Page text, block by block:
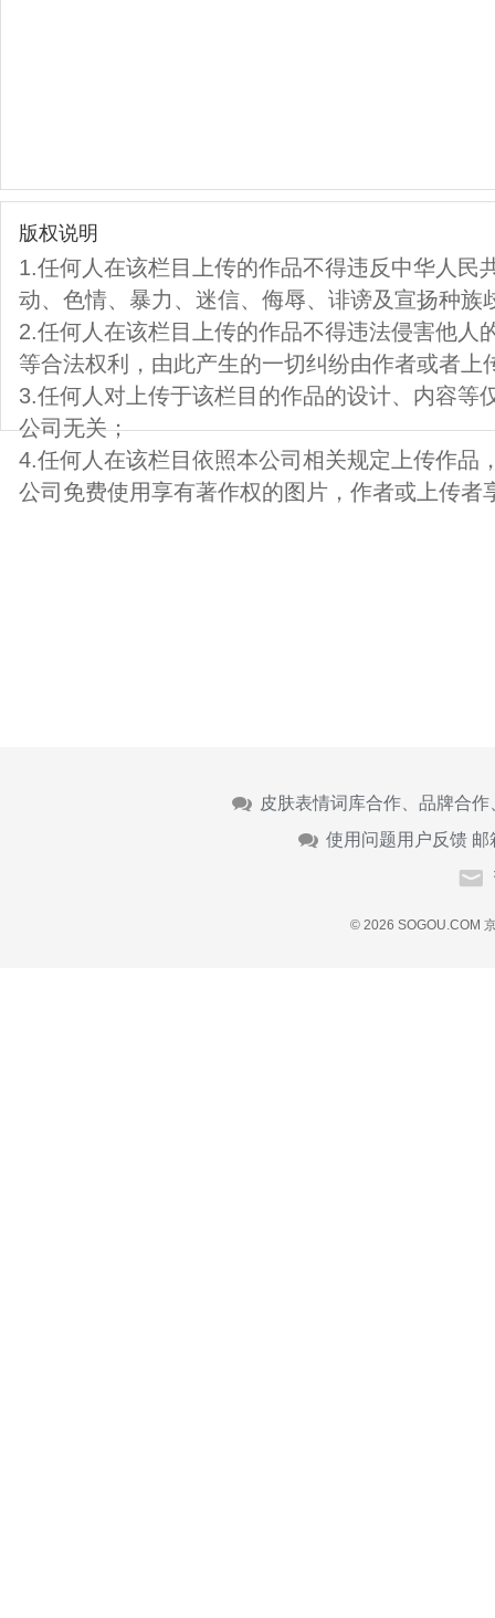
版权说明
1.任何人在该栏目上传的作品不得违反中华人民
动、色情、暴力、迷信、侮辱、诽谤及宣扬种族
2.任何人在该栏目上传的作品不得违法侵害他人
等合法权利，由此产生的一切纠纷由作者或者上
3.任何人对上传于该栏目的作品的设计、内容等
公司无关；
4.任何人在该栏目依照本公司相关规定上传作品
公司免费使用享有著作权的图片，作者或上传者
皮肤表情词库合作、品牌合
使用问题用户反馈 邮
© 2026 SOGOU.COM